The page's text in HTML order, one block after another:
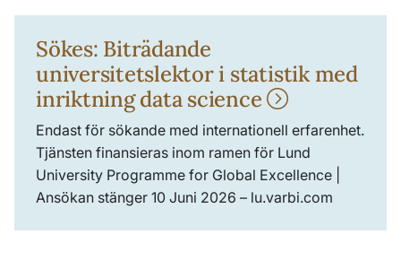
Sökes: Biträdande
universitetslektor i statistik med
inriktning data science
Endast för sökande med internationell erfarenhet.
Tjänsten finansieras inom ramen för Lund
University Programme for Global Excellence |
Ansökan stänger 10 Juni 2026 – lu.varbi.com